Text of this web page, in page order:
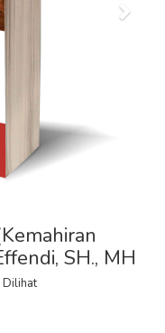
SH., MH
Dilihat